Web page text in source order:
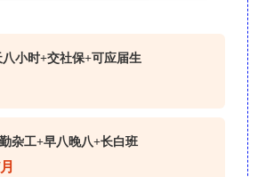
小时+交社保+可应届生
杂工+早八晚八+长白班